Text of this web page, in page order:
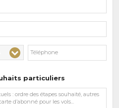
particuliers